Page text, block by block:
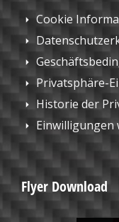
Cookie
Privatsphäre-
Historie der
Einwilligungen
Flyer Download